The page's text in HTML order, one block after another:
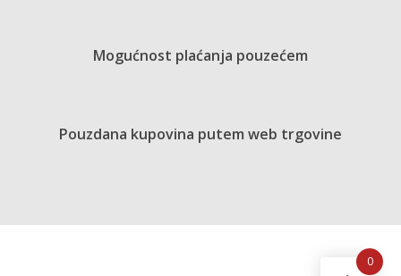
Mogućnost plaćanja pouzećem
Pouzdana kupovina putem web trgovine
0